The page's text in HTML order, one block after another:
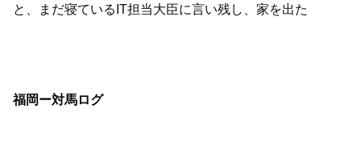
と、まだ寝ているIT担当大臣に言い残し、家を出た
福岡ー対馬ログ